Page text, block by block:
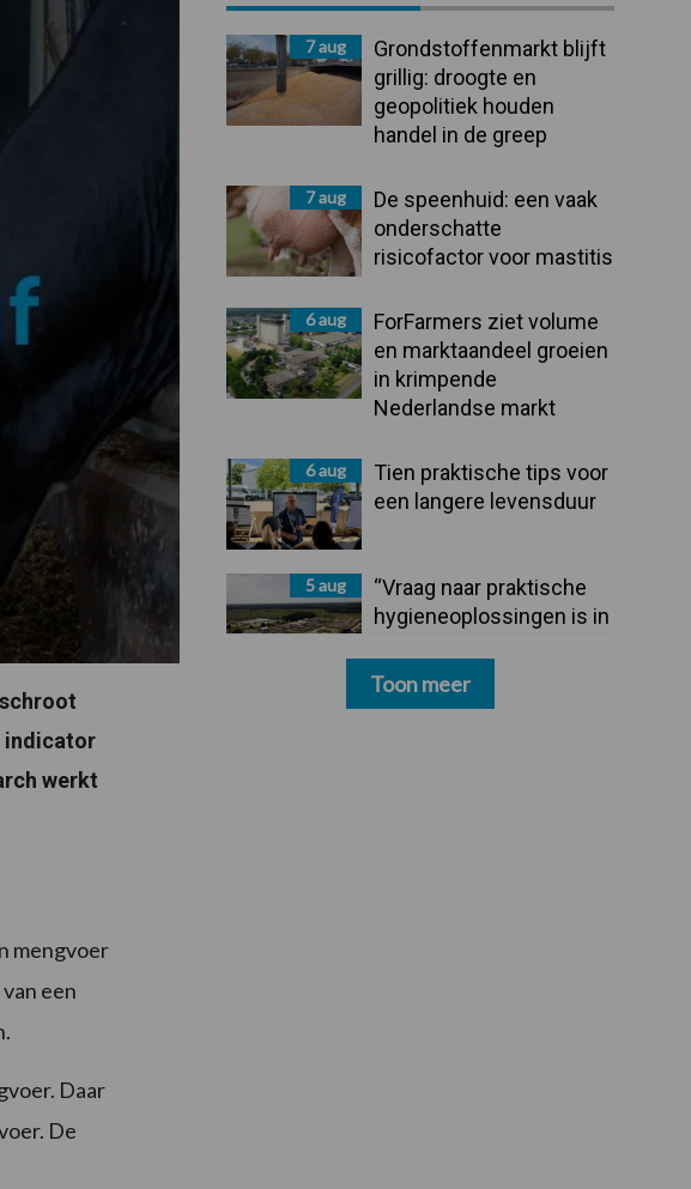
indicator
werkt
mengvoer
een
Daar
De
Sidebar7 aug
Grondstoffenmarkt blijft
grillig: droogte en
geopolitiek houden
handel in de greep
7 aug
De speenhuid: een vaak
onderschatte
risicofactor voor mastitis
6 aug
ForFarmers ziet volume
en marktaandeel groeien
in krimpende
Nederlandse markt
6 aug
Tien praktische tips voor
een langere levensduur
5 aug
“Vraag naar praktische
hygieneoplossingen is in
Toon meer